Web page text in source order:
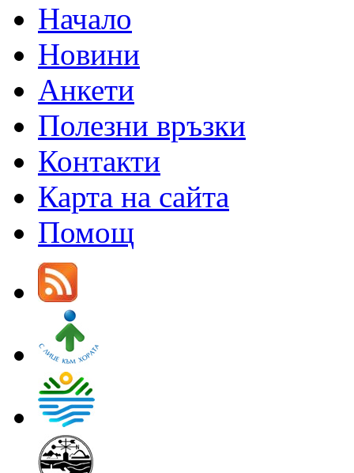
Начало
Новини
Анкети
Полезни връзки
Контакти
Карта на сайта
Помощ